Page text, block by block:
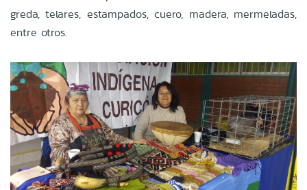
greda, telares, estampados, cuero, madera, mermeladas,
entre otros.